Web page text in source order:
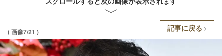
( 画像7/21 ) 記事に戻る